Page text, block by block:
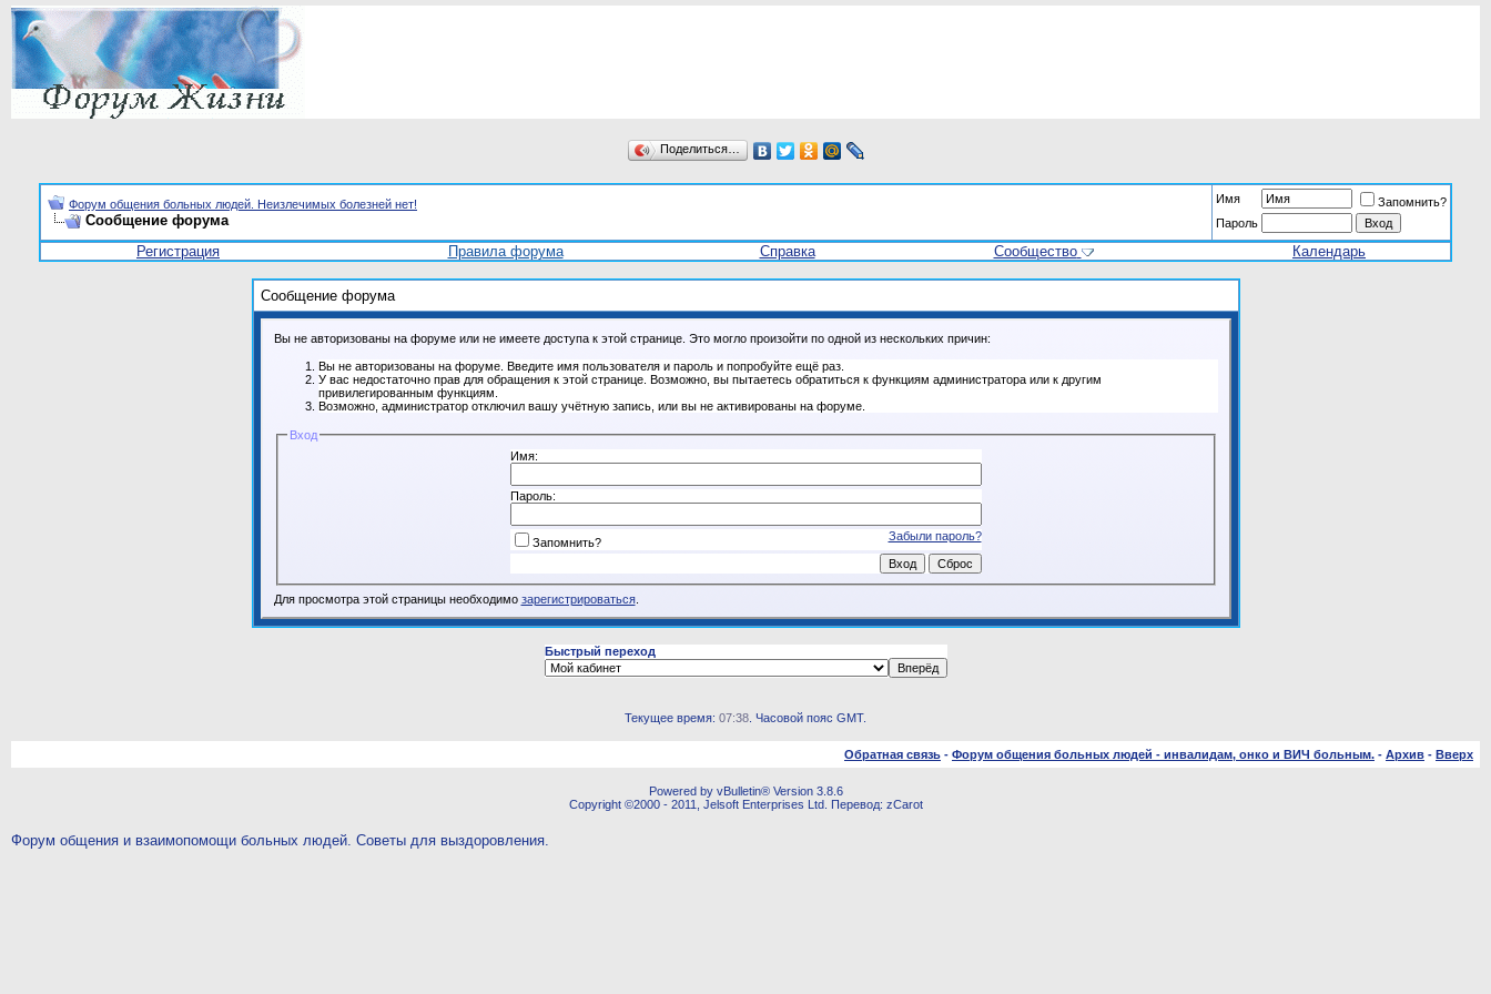
Поделиться…
Форум общения больных людей. Неизлечимых болезней нет!
Сообщение форума
Имя
Запомнить?
Пароль
Регистрация Правила форума Справка Сообщество Календарь
Сообщение форума
Вы не авторизованы на форуме или не имеете доступа к этой странице. Это могло произойти по одной из нескольких причин:
Вы не авторизованы на форуме. Введите имя пользователя и пароль и попробуйте ещё раз.
У вас недостаточно прав для обращения к этой странице. Возможно, вы пытаетесь обратиться к функциям администратора или к другим
привилегированным функциям.
Возможно, администратор отключил вашу учётную запись, или вы не активированы на форуме.
Вход
Имя:
Пароль:
Забыли пароль?
Запомнить?
Для просмотра этой страницы необходимо зарегистрироваться.
Быстрый переход
Текущее время: 07:38 . Часовой пояс GMT.
Обратная связь - Форум общения больных людей - инвалидам, онко и ВИЧ больным. - Архив - Вверх
Powered by vBulletin® Version 3.8.6
Copyright ©2000 - 2011, Jelsoft Enterprises Ltd. Перевод: zCarot
Форум общения и взаимопомощи больных людей. Советы для выздоровления.